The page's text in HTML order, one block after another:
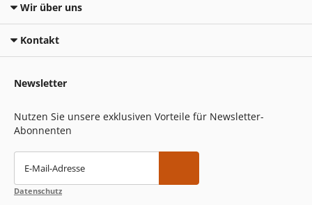
Wir über uns
Kontakt
Newsletter
Nutzen Sie unsere exklusiven Vorteile für Newsletter-
Abonnenten
E-Mail-Adresse
Datenschutz